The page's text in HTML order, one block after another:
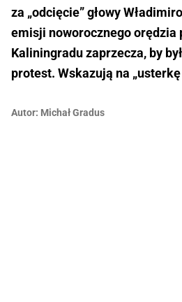
za „odcięcie” głowy
emisji noworocznego orędzia
Kaliningradu zaprzecza, by
protest. Wskazują na
Autor: Michał Gradus